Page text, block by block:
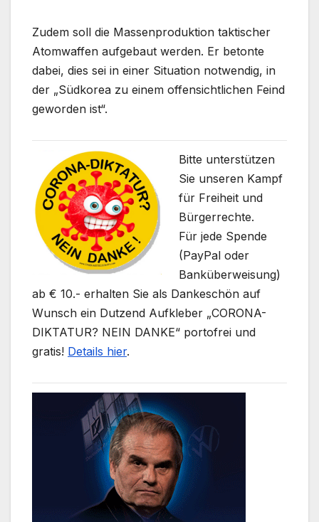
Zudem soll die Massenproduktion taktischer
Atomwaffen aufgebaut werden. Er betonte
dabei, dies sei in einer Situation notwendig, in
der „Südkorea zu einem offensichtlichen Feind
geworden ist“.
Bitte unterstützen
Sie unseren Kampf
für Freiheit und
Bürgerrechte.
Für jede Spende
(PayPal oder
Banküberweisung)
ab € 10.- erhalten Sie als Dankeschön auf
Wunsch ein Dutzend Aufkleber „CORONA-
DIKTATUR? NEIN DANKE“ portofrei und
gratis! Details hier.